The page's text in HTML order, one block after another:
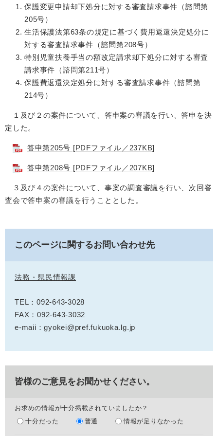
保護変更申請却下処分に対する審査請求事件（諮問第
205号）
生活保護法第63条の規定に基づく費用返還決定処分に
対する審査請求事件（諮問第208号）
特別児童扶養手当の額改定請求却下処分に対する審査
請求事件（諮問第211号）
保護費返還決定処分に対する審査請求事件（諮問第
214号）
１及び２の案件について、答申案の審議を行い、答申を決
定した。
答申第205号 [PDFファイル／237KB]
答申第208号 [PDFファイル／207KB]
３及び４の案件について、事案の調査審議を行い、次回審
査会で答申案の審議を行うこととした。
このページに関するお問い合わせ先
法務・県民情報課
TEL：092-643-3028
FAX：092-643-3032
e-maii：gyokei@pref.fukuoka.lg.jp
皆様のご意見をお聞かせください。
お求めの情報が十分掲載されていましたか？
十分だった
普通 情報が足りなかった